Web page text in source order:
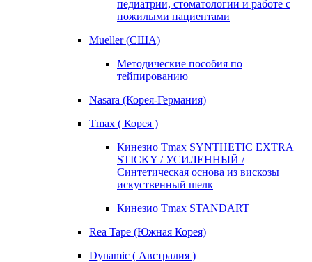
педиатрии, стоматологии и работе с
пожилыми пациентами
Mueller (США)
Методические пособия по
тейпированию
Nasara (Корея-Германия)
Tmax ( Корея )
Кинезио Tmax SYNTHETIC EXTRA
STICKY / УСИЛЕННЫЙ /
Синтетическая основа из вискозы
искуственный шелк
Кинезио Tmax STANDART
Rea Tape (Южная Корея)
Dynamic ( Австралия )